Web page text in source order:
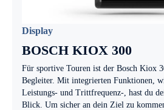
Display
BOSCH KIOX 300
Für sportive Touren ist der Bosch Kiox
Begleiter. Mit integrierten Funktionen,
Leistungs- und Trittfrequenz-, hast du
Blick. Um sicher an dein Ziel zu